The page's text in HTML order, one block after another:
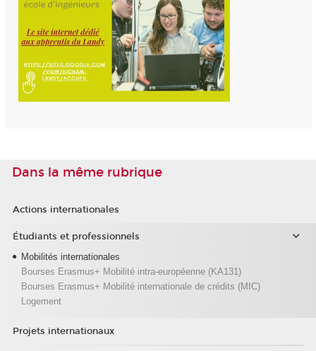
Dans la même rubrique
Actions internationales
Étudiants et professionnels
Mobilités internationales
Bourses Erasmus+ Mobilité intra-européenne (KA131)
Bourses Erasmus+ Mobilité internationale de crédits (MIC)
Logement
Projets internationaux